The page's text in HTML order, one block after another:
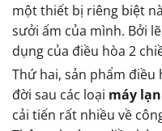
một thiết bị riêng biệt
sưởi ấm của mình. Bởi
dụng của điều hòa 2
Thứ hai, sản phẩm điều
đời sau các loại máy
cải tiến rất nhiều về